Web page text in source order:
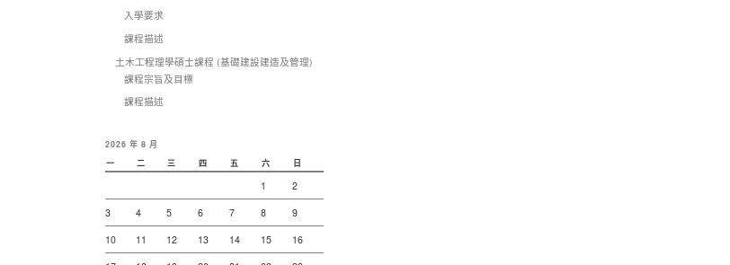
入學要求
課程描述
土木工程理學碩士課程 (基礎建設建造及管理)
課程宗旨及目標
課程描述
2026 年 8 月
一 二 三 四 五 六 日
1
2
3
4 5 6 7 8
9
10
11 12 13 14 15
16